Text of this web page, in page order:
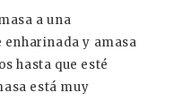
a una
y amasa
hasta que esté
está muy